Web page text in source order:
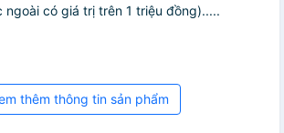
ngoài có giá trị trên 1 triệu đồng).....
thêm thông tin sản phẩm